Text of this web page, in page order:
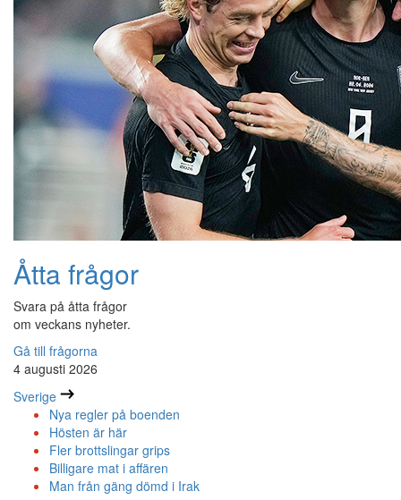
Åtta frågor
Svara på åtta frågor
om veckans nyheter.
Gå till frågorna
4 augusti 2026
Sverige
Nya regler på boenden
Hösten är här
Fler brottslingar grips
Billigare mat i affären
Man från gäng dömd i Irak